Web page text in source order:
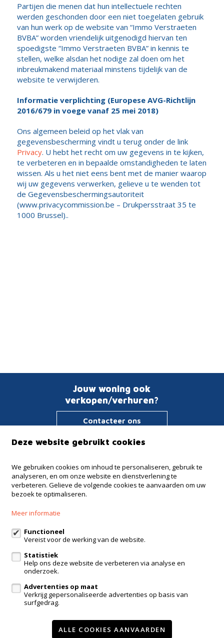
Partijen die menen dat hun intellectuele rechten
werden geschonden door een niet toegelaten gebruik
van hun werk op de website van “Immo Verstraeten
BVBA” worden vriendelijk uitgenodigd hiervan ten
spoedigste “Immo Verstraeten BVBA” in kennis te
stellen, welke alsdan het nodige zal doen om het
inbreukmakend materiaal minstens tijdelijk van de
website te verwijderen.
Informatie verplichting (Europese AVG-Richtlijn
2016/679 in voege vanaf 25 mei 2018)
Ons algemeen beleid op het vlak van
gegevensbescherming vindt u terug onder de link
Privacy. U hebt het recht om uw gegevens in te kijken,
te verbeteren en in bepaalde omstandigheden te laten
wissen. Als u het niet eens bent met de manier waarop
wij uw gegevens verwerken, gelieve u te wenden tot
de Gegevensbeschermingsautoriteit
(www.privacycommission.be – Drukpersstraat 35 te
1000 Brussel)..
Jouw woning ook
verkopen/verhuren?
Contacteer ons
Immo Verstraeten
Haachtsesteenweg 135
1910 Kampenhout
+32 475 64 62 15
info@verstraeten.immo
Te koop Te huur
Wijzig cookie voorkeuren
voorwaarden
Deze website gebruikt cookies
We gebruiken cookies om inhoud te personaliseren, gebruik te
analyseren, en om onze website en dienstverlening te
verbeteren. Gelieve de volgende cookies te aanvaarden om uw
bezoek te optimaliseren.
Meer informatie
Functioneel
Vereist voor de werking van de website.
Statistiek
Help ons deze website de verbeteren via analyse en
onderzoek.
Advertenties op maat
Verkrijg gepersonaliseerde advertenties op basis van
surfgedrag.
ALLE COOKIES AANVAARDEN